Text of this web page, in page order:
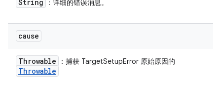
String ：详细的错误消息。
cause
Throwable ：捕获 TargetSetupError 原始原因的
Throwable